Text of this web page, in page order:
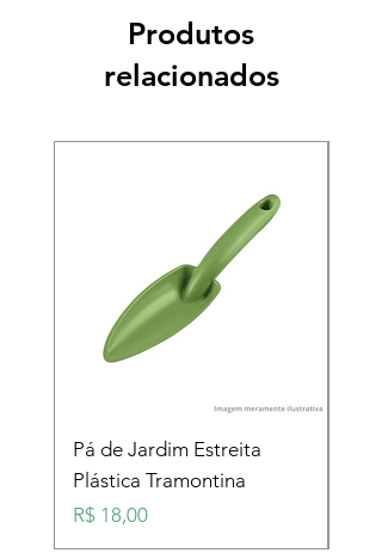
Produtos
relacionados
Pá de Jardim Estreita
Plástica Tramontina
Preço
R$ 18,00